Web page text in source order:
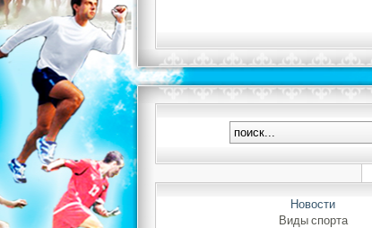
Новости
Виды спорта